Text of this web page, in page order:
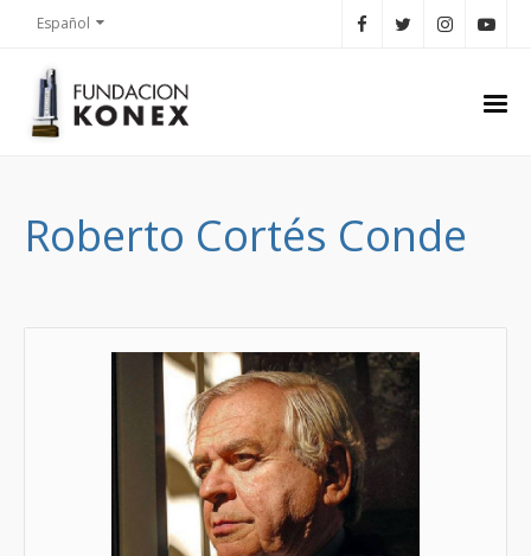
Español
Roberto Cortés Conde